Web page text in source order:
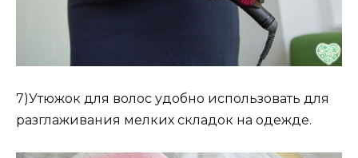
7)Утюжок для волос удобно использовать для
разглаживания мелких складок на одежде.